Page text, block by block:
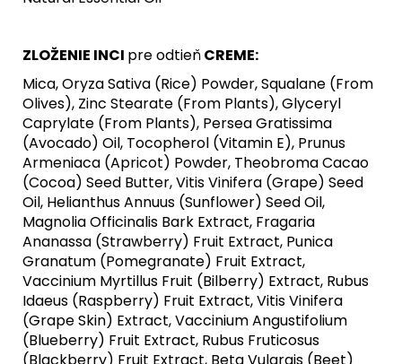
ZLOŽENIE INCI pre odtieňCREME:
Mica, Oryza Sativa (Rice) Powder, Squalane (From
Olives), Zinc Stearate (From Plants), Glyceryl
Caprylate (From Plants), Persea Gratissima
(Avocado) Oil, Tocopherol (Vitamin E), Prunus
Armeniaca (Apricot) Powder, Theobroma Cacao
(Cocoa) Seed Butter, Vitis Vinifera (Grape) Seed
Oil, Helianthus Annuus (Sunflower) Seed Oil,
Magnolia Officinalis Bark Extract, Fragaria
Ananassa (Strawberry) Fruit Extract, Punica
Granatum (Pomegranate) Fruit Extract,
Vaccinium Myrtillus Fruit (Bilberry) Extract, Rubus
Idaeus (Raspberry) Fruit Extract, Vitis Vinifera
(Grape Skin) Extract, Vaccinium Angustifolium
(Blueberry) Fruit Extract, Rubus Fruticosus
(Blackberry) Fruit Extract, Beta Vulgrais (Beet)